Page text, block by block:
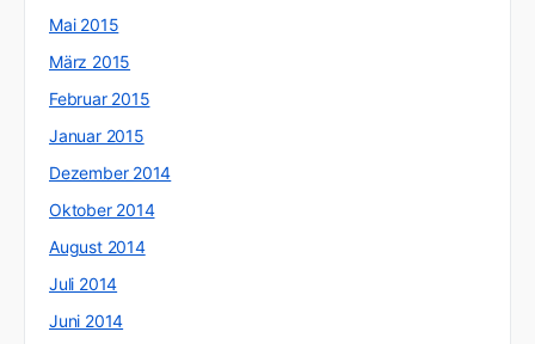
Mai 2015
März 2015
Februar 2015
Januar 2015
Dezember 2014
Oktober 2014
August 2014
Juli 2014
Juni 2014